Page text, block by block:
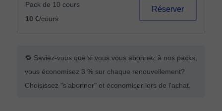
Pack de 10 cours
10 €/cours
Réserver
🔁 Saviez-vous que si vous vous abonnez à nos packs,
vous économisez 3 % sur chaque renouvellement?
Choisissez "s'abonner" et économiser lors de l'achat.